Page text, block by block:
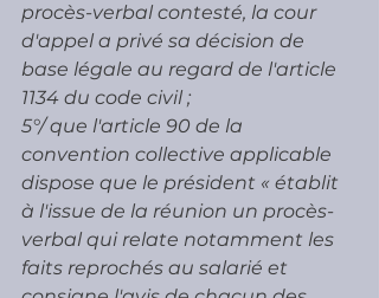
procès-verbal contesté, la cour
d'appel a privé sa décision de
base légale au regard de l'article
1134 du code civil ;
5°/ que l'article 90 de la
convention collective applicable
dispose que le président « établit
à l'issue de la réunion un procès-
verbal qui relate notamment les
faits reprochés au salarié et